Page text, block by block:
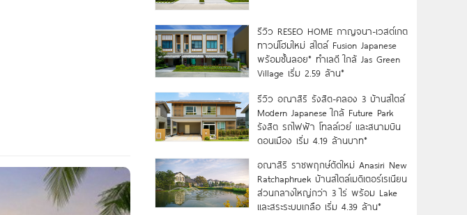
รีวิว RESEO HOME กาญจนา-เวสต์เกต
ทาวน์โฮมใหม่ สไตล์ Fusion Japanese
พร้อมชั้นลอย* ทำเลดี ใกล้ Jas Green
Village เริ่ม 2.59 ล้าน*
รีวิว อณาสิริ รังสิต-คลอง 3 บ้านสไตล์
Modern Japanese ใกล้ Future Park
รังสิต รถไฟฟ้า โทลล์เวย์ และสนามบิน
ดอนเมือง เริ่ม 4.19 ล้านบาท*
อณาสิริ ราชพฤกษ์ตัดใหม่ Anasiri New
Ratchaphruek บ้านสไตล์เมดิเตอร์เรเนียน
ส่วนกลางใหญ่กว่า 3 ไร่ พร้อม Lake
และสระระบบเกลือ เริ่ม 4.39 ล้าน*